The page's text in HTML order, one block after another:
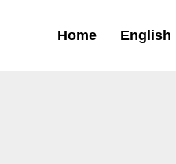
Home English